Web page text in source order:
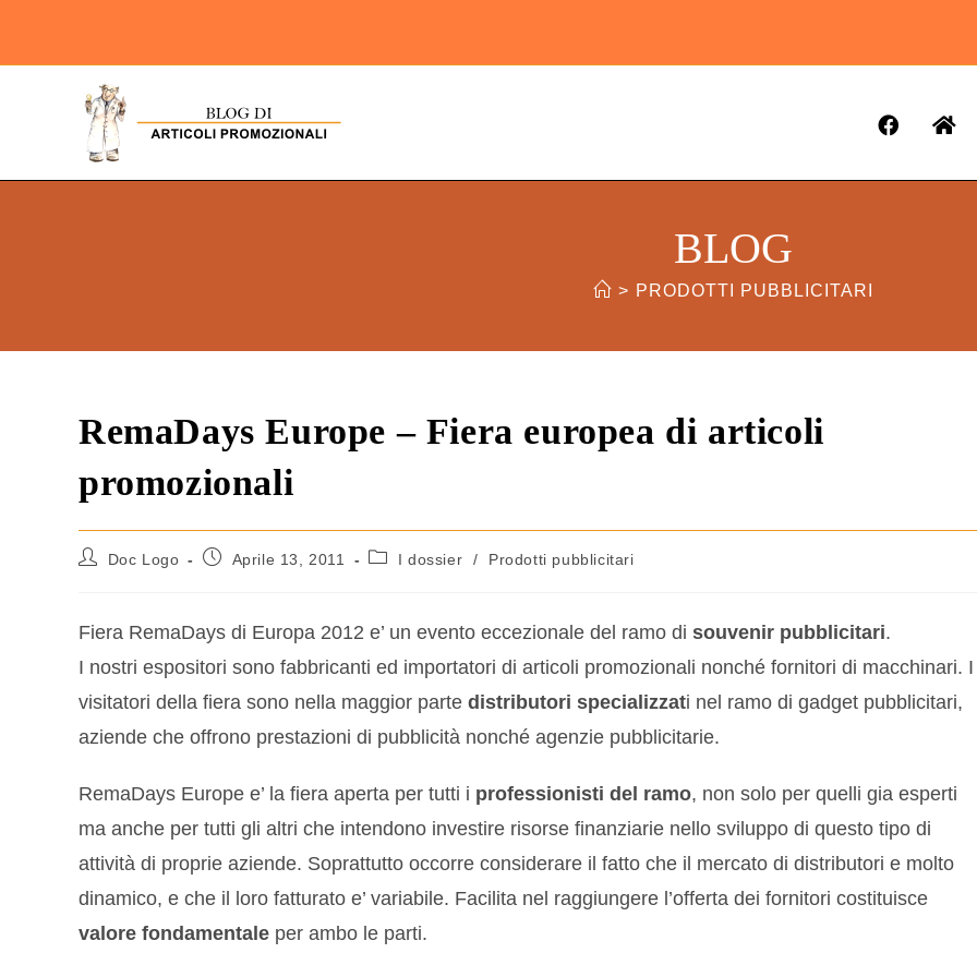
BLOG
> PRODOTTI PUBBLICITARI
RemaDays Europe – Fiera europea di articoli
promozionali
Doc Logo Aprile 13, 2011 I dossier / Prodotti pubblicitari
Fiera RemaDays di Europa 2012 e’ un evento eccezionale del ramo di souvenir pubblicitari.
I nostri espositori sono fabbricanti ed importatori di articoli promozionali nonché fornitori di macchinari. I
visitatori della fiera sono nella maggior parte distributori specializzati nel ramo di gadget pubblicitari,
aziende che offrono prestazioni di pubblicità nonché agenzie pubblicitarie.
RemaDays Europe e’ la fiera aperta per tutti i professionisti del ramo, non solo per quelli gia esperti
ma anche per tutti gli altri che intendono investire risorse finanziarie nello sviluppo di questo tipo di
attività di proprie aziende. Soprattutto occorre considerare il fatto che il mercato di distributori e molto
dinamico, e che il loro fatturato e’ variabile. Facilita nel raggiungere l’offerta dei fornitori costituisce
valore fondamentale per ambo le parti.